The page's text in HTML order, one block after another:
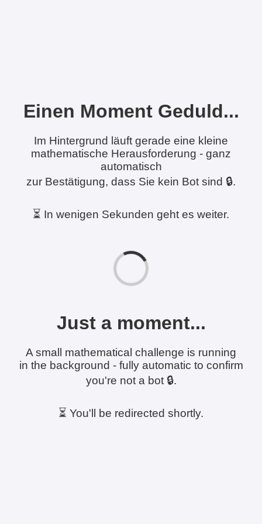
Einen Moment Geduld...
Im Hintergrund läuft gerade eine kleine
mathematische Herausforderung - ganz
automatisch
zur Bestätigung, dass Sie kein Bot sind 🔒.
⏳ In wenigen Sekunden geht es weiter.
Just a moment...
A small mathematical challenge is running
in the background - fully automatic to confirm
you're not a bot 🔒.
⏳ You'll be redirected shortly.